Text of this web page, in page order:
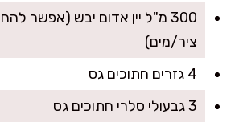
300 מ"ל יין אדום יבש (אפשר
ציר/מים)
4 גזרים חתוכים גס
3 גבעולי סלרי חתוכים גס